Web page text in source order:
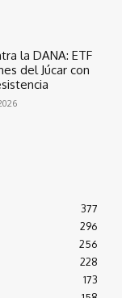
la DANA: ETF
del Júcar con
377
296
256
228
173